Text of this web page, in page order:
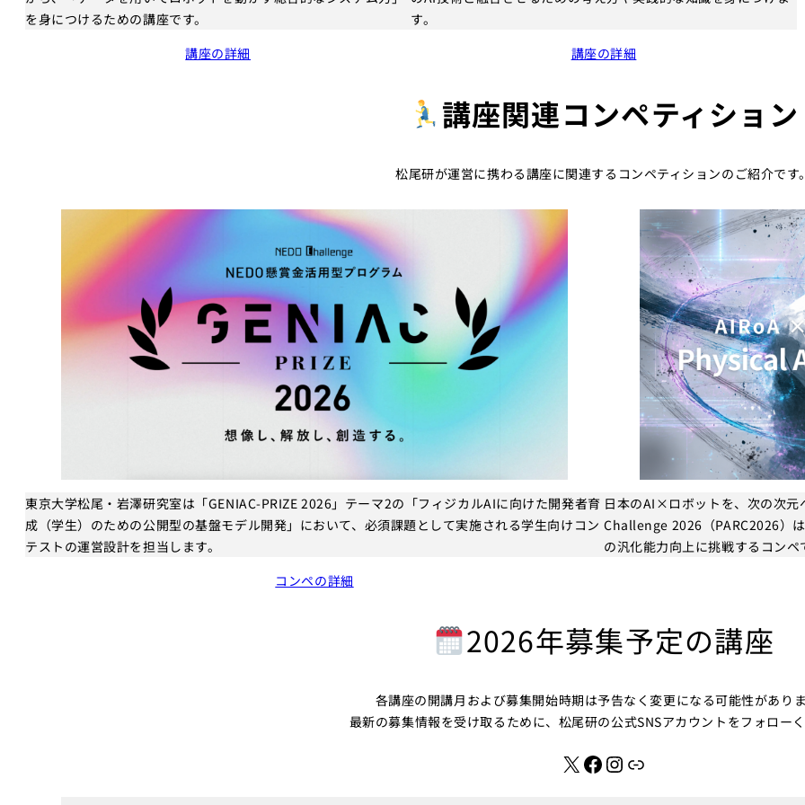
を身につけるための講座です。
講座の詳細
す。
講座の詳細
講座関連コンペティション
松尾研が運営に携わる講座に関連するコンペティションのご紹介です
東京大学松尾・岩澤研究室は「GENIAC-PRIZE 2026」テーマ2の「フィジカルAIに向けた開発者育
成（学生）のための公開型の基盤モデル開発」において、必須課題として実施される学生向けコン
テストの運営設計を担当します。
コンペの詳細
日本のAI×ロボットを、次の次
Challenge 2026（PARC2026）
の汎化能力向上に挑戦するコンペ
2026年募集予定の講座
各講座の開講月および募集開始時期は予告なく変更になる可能性があり
最新の募集情報を受け取るために、松尾研の公式SNSアカウントをフォロー
X Facebook
Instagram
リンク